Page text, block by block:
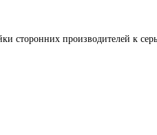
сторонних производителей к